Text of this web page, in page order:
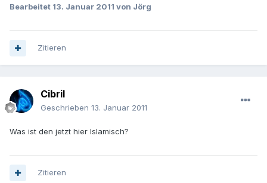
Bearbeitet 13. Januar 2011 von Jörg
Zitieren
Cibril
Geschrieben 13. Januar 2011
Was ist den jetzt hier Islamisch?
Zitieren